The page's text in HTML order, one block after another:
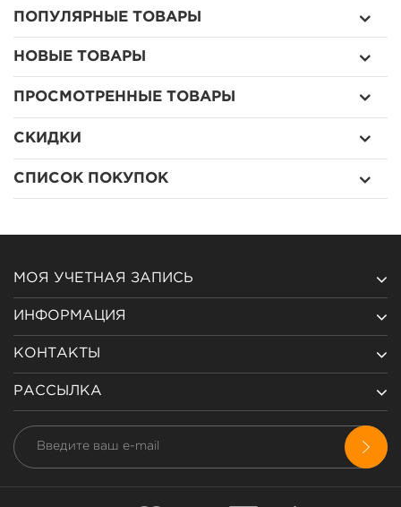
ПОПУЛЯРНЫЕ ТОВАРЫ
НОВЫЕ ТОВАРЫ
ПРОСМОТРЕННЫЕ ТОВАРЫ
СКИДКИ
СПИСОК ПОКУПОК
МОЯ УЧЕТНАЯ ЗАПИСЬ
ИНФОРМАЦИЯ
КОНТАКТЫ
РАССЫЛКА